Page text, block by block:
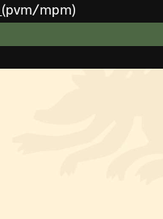
(pvm/mpm)